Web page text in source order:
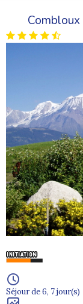
Séjour de 6, 7 jour(s)